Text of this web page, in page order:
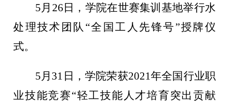
5月26日，学院在世赛集训基地举行水
处理技术团队“全国工人先锋号”授牌仪
式。
5月31日，学院荣获2021年全国行业职
业技能竞赛“轻工技能人才培育突出贡献